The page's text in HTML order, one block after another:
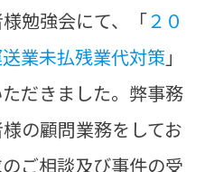
勉強会にて、「２０
業未払残業代対策」
だきました。弊事務
の顧問業務をしてお
ご相談及び事件の受